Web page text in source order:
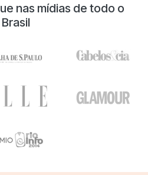
nas mídias de todo o
Brasil